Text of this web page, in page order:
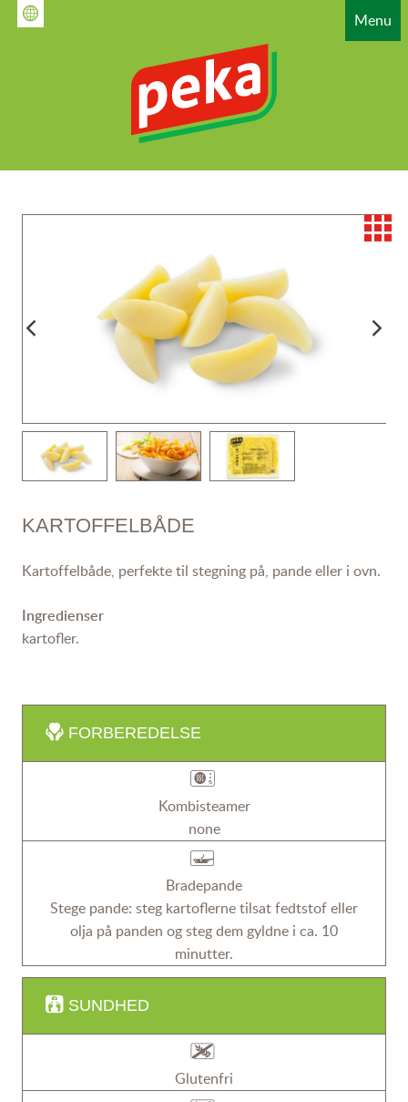
Menu
HAUPTNAVIGATION
KARTOFFELBÅDE
Kartoffelbåde, perfekte til stegning på, pande eller i ovn.
Ingredienser
kartofler.
FORBEREDELSE
Kombisteamer
none
Bradepande
Stege pande: steg kartoflerne tilsat fedtstof eller
olja på panden og steg dem gyldne i ca. 10
minutter.
SUNDHED
Glutenfri